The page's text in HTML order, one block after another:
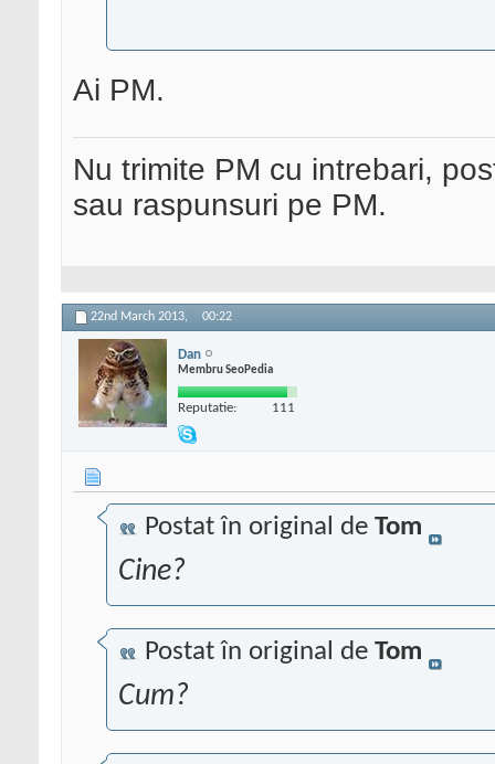
Ai PM.
Nu trimite PM cu intrebari,
sau raspunsuri pe PM.
22nd March 2013, 00:22
Dan
Membru SeoPedia
Reputatie: 111
Postat în original de Tom
Cine?
Postat în original de Tom
Cum?